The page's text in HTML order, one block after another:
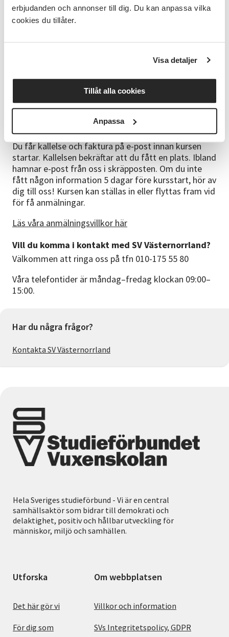
erbjudanden och annonser till dig. Du kan anpassa vilka
cookies du tillåter.
Visa detaljer
Tillåt alla cookies
Anpassa
måttband, sax, knappnålar, m.m.
kvalitet i second hand-butiker.
Maria Åberg - sytt har jag gjort under hela mitt liv
och även mycket på beställning. Det har blivit allt från
kappor till väskor mm.
Bra att veta
Du får kallelse och faktura på e-post innan kursen
startar. Kallelsen bekräftar att du fått en plats. Ibland
hamnar e-post från oss i skräpposten. Om du inte
fått någon information 5 dagar före kursstart, hör av
dig till oss! Kursen kan ställas in eller flyttas fram vid
för få anmälningar.
Läs våra anmälningsvillkor här
Vill du komma i kontakt med SV Västernorrland?
Välkommen att ringa oss på tfn 010-175 55 80
Våra telefontider är måndag–fredag klockan 09:00–
15:00.
Har du några frågor?
Kontakta SV Västernorrland
Hela Sveriges studieförbund - Vi är en central
samhällsaktör som bidrar till demokrati och
delaktighet, positiv och hållbar utveckling för
människor, miljö och samhällen.
Utforska
Det här gör vi
För dig som
Om webbplatsen
Villkor och information
SVs Integritetspolicy, GDPR